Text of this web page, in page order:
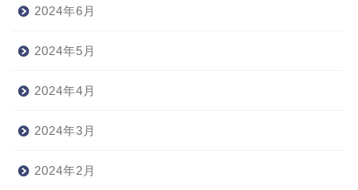
2024年6月
2024年5月
2024年4月
2024年3月
2024年2月